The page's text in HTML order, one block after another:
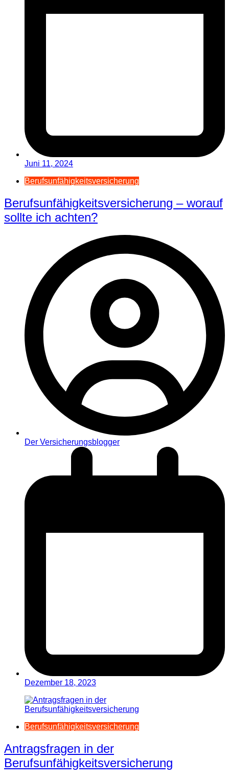
Juni 11, 2024
Berufsunfähigkeitsversicherung
Berufsunfähigkeitsversicherung – worauf
sollte ich achten?
Der Versicherungsblogger
Dezember 18, 2023
Berufsunfähigkeitsversicherung
Antragsfragen in der
Berufsunfähigkeitsversicherung